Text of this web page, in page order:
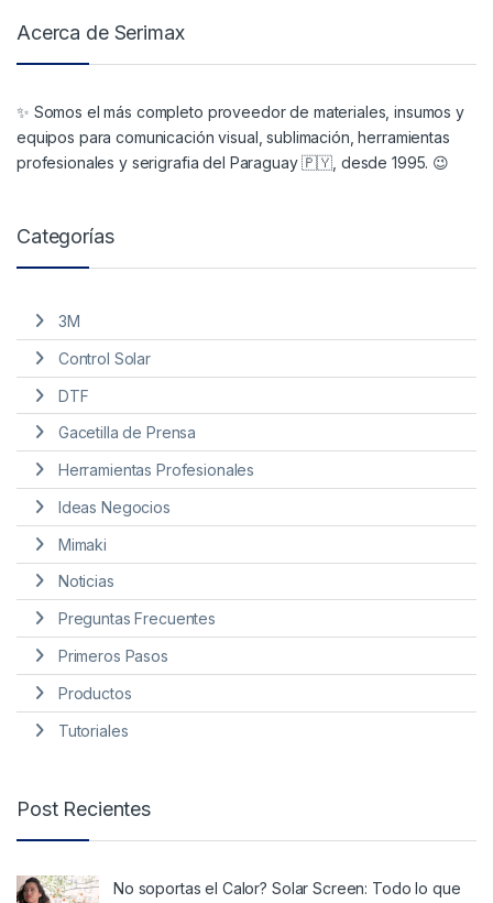
Acerca de Serimax
✨ Somos el más completo proveedor de materiales, insumos y
equipos para comunicación visual, sublimación, herramientas
profesionales y serigrafia del Paraguay 🇵🇾, desde 1995. 😉
Categorías
3M
Control Solar
DTF
Gacetilla de Prensa
Herramientas Profesionales
Ideas Negocios
Mimaki
Noticias
Preguntas Frecuentes
Primeros Pasos
Productos
Tutoriales
Post Recientes
No soportas el Calor? Solar Screen: Todo lo que